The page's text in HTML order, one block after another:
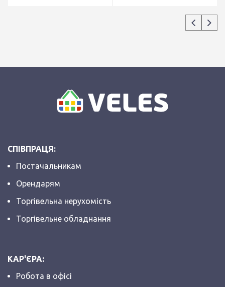
СПІВПРАЦЯ:
Постачальникам
Орендарям
Торгівельна нерухомість
Торгівельне обладнання
КАР'ЄРА:
Робота в офісі